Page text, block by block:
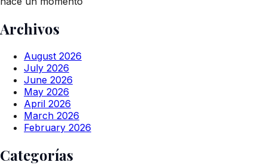
Archivos
August 2026
July 2026
June 2026
May 2026
April 2026
March 2026
February 2026
Categorías